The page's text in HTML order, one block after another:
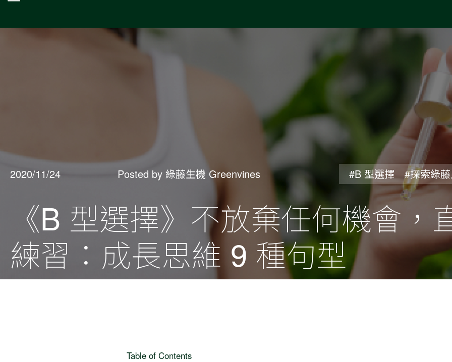
2020/11/24 Posted by 綠藤生機 Greenvines #B 型選擇 #探索綠
《B 型選擇》不放棄任何機會，
練習：成長思維 9 種句型
Table of Contents